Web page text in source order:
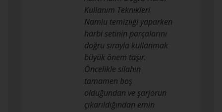
Kullanım Teknikleri
Namlu temizliği yaparken
harbi setinin parçalarını
doğru sırayla kullanmak
büyük önem taşır.
Öncelikle silahın
tamamen boş
olduğundan ve şarjörün
çıkarıldığından emin